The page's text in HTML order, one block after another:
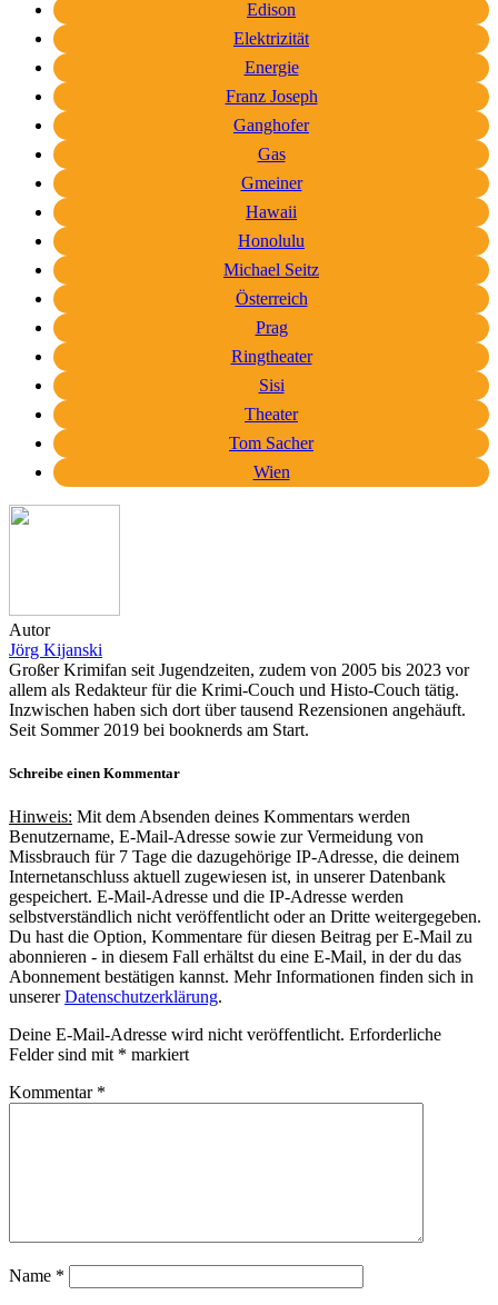
Edison
Elektrizität
Energie
Franz Joseph
Ganghofer
Gas
Gmeiner
Hawaii
Honolulu
Michael Seitz
Österreich
Prag
Ringtheater
Sisi
Theater
Tom Sacher
Wien
Autor
Jörg Kijanski
Großer Krimifan seit Jugendzeiten, zudem von 2005 bis 2023 vor
allem als Redakteur für die Krimi-Couch und Histo-Couch tätig.
Inzwischen haben sich dort über tausend Rezensionen angehäuft.
Seit Sommer 2019 bei booknerds am Start.
Schreibe einen Kommentar
Hinweis: Mit dem Absenden deines Kommentars werden
Benutzername, E-Mail-Adresse sowie zur Vermeidung von
Missbrauch für 7 Tage die dazugehörige IP-Adresse, die deinem
Internetanschluss aktuell zugewiesen ist, in unserer Datenbank
gespeichert. E-Mail-Adresse und die IP-Adresse werden
selbstverständlich nicht veröffentlicht oder an Dritte weitergegeben.
Du hast die Option, Kommentare für diesen Beitrag per E-Mail zu
abonnieren - in diesem Fall erhältst du eine E-Mail, in der du das
Abonnement bestätigen kannst. Mehr Informationen finden sich in
unsererDatenschutzerklärung.
Deine E-Mail-Adresse wird nicht veröffentlicht. Erforderliche
Felder sind mit * markiert
Kommentar *
Name *